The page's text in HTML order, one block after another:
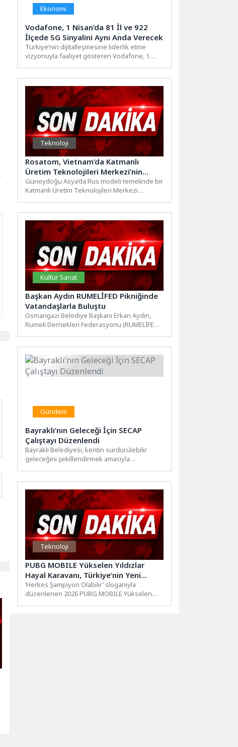
Ekonomi
Vodafone, 1 Nisan’da 81 İl ve 922
İlçede 5G Sinyalini Aynı Anda Verecek
Türkiye’nin dijitalleşmesine liderlik etme
vizyonuyla faaliyet gösteren Vodafone, 1
Teknoloji
Rosatom, Vietnam’da Katmanlı
Üretim Teknolojileri Merkezi’nin
Kurulmasına Destek Verecek
Güneydoğu Asya’da Rus modeli temelinde bir
Katmanlı Üretim Teknolojileri Merkezi
Kültür Sanat
Başkan Aydın RUMELİFED Pikniğinde
Vatandaşlarla Buluştu
Osmangazi Belediye Başkanı Erkan Aydın,
Rumeli Dernekleri Federasyonu (RUMELİFED)
Gündem
Bayraklı’nın Geleceği İçin SECAP
Çalıştayı Düzenlendi
Bayraklı Belediyesi, kentin sürdürülebilir
geleceğini şekillendirmek amacıyla
Teknoloji
PUBG MOBILE Yükselen Yıldızlar
Hayal Karavanı, Türkiye’nin Yeni
Dünya Şampiyonlarını Keşfetmek İçin
Yedi Bölgede Yola Çıkıyor
‘Herkes Şampiyon Olabilir’ sloganıyla
düzenlenen 2026 PUBG MOBILE Yükselen